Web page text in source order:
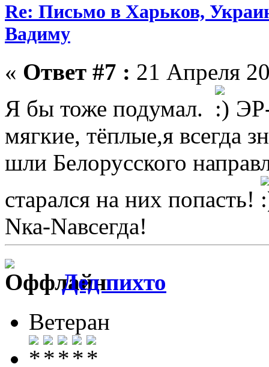
Re: Письмо в Харьков,
Вадиму
« Ответ #7 : 21 Апреля
Я бы тоже подумал.
мягкие, тёплые,я всегда
шли Белорусского
старался на них попасть!
Nка-Nавсегда!
Дед пихто
Ветеран